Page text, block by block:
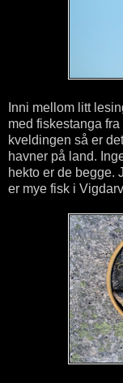
Inni mellom litt
med fiskestanga
kveldingen så er
havner på land.
hekto er de begge.
er mye fisk i